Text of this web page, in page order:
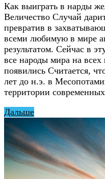
Как выиграть в нарды
Величество Случай
превратив в
всеми любимую в мире
результатом. Сейчас в
все народы мира на
появились Считается,
лет до н.э. в
территории
Дальше